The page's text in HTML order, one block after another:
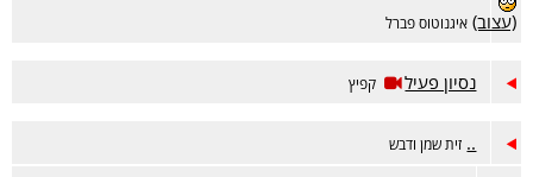
(עצוב) איגנוטוס פברל
נסיון פעיל קפיץ
.. זית שמן ודבש